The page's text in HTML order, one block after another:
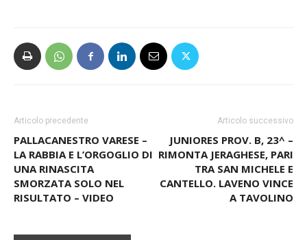
Articolo precedente
PALLACANESTRO VARESE –
LA RABBIA E L’ORGOGLIO DI
UNA RINASCITA
SMORZATA SOLO NEL
RISULTATO – VIDEO
Articolo successivo
JUNIORES PROV. B, 23^ –
RIMONTA JERAGHESE, PARI
TRA SAN MICHELE E
CANTELLO. LAVENO VINCE
A TAVOLINO